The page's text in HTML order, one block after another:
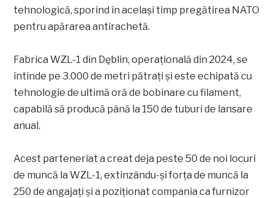
tehnologică, sporind în același timp pregătirea NATO
pentru apărarea antirachetă.
Fabrica WZL-1 din Dęblin, operațională din 2024, se
întinde pe 3.000 de metri pătrați și este echipată cu
tehnologie de ultimă oră de bobinare cu filament,
capabilă să producă până la 150 de tuburi de lansare
anual.
Acest parteneriat a creat deja peste 50 de noi locuri
de muncă la WZL-1, extinzându-și forța de muncă la
250 de angajați și a poziționat compania ca furnizor